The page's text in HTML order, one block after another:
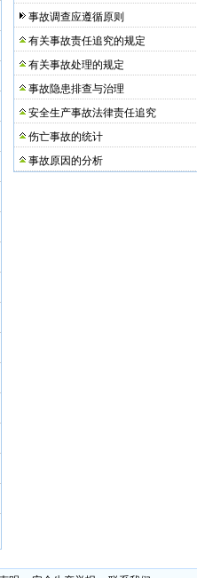
事故调查应遵循原则
有关事故责任追究的规定
有关事故处理的规定
事故隐患排查与治理
安全生产事故法律责任追究
伤亡事故的统计
事故原因的分析